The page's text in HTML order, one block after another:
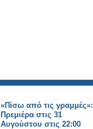
«Πίσω από τις γραμμές»:
Πρεμιέρα στις 31
Αυγούστου στις 22:00